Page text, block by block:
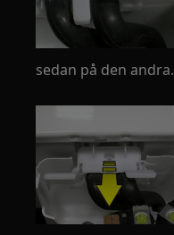
sedan på den andra.